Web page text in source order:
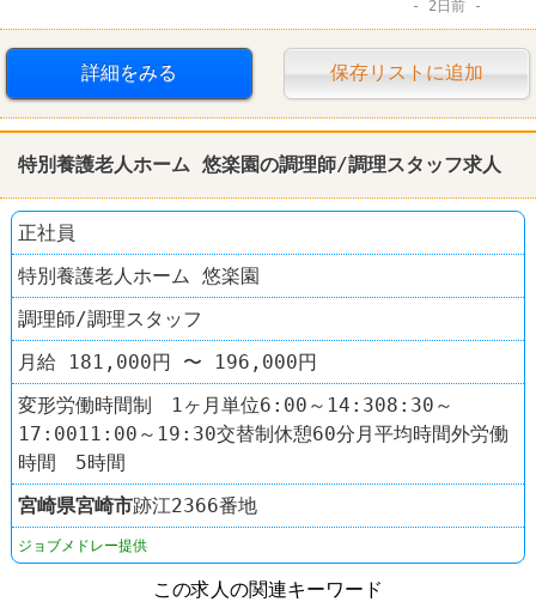
2日前
詳細をみる 保存リストに追加
特別養護老人ホーム 悠楽園の調理師/調理スタッフ求人
正社員
特別養護老人ホーム 悠楽園
調理師/調理スタッフ
月給 181,000円 〜 196,000円
変形労働時間制 1ヶ月単位6:00～14:308:30～
17:0011:00～19:30交替制休憩60分月平均時間外労働
時間 5時間
宮崎県宮崎市跡江2366番地
ジョブメドレー提供
この求人の関連キーワード